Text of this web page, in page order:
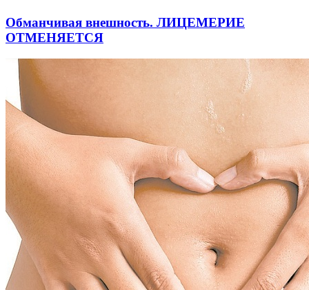
Обманчивая внешность. ЛИЦЕМЕРИЕ
ОТМЕНЯЕТСЯ